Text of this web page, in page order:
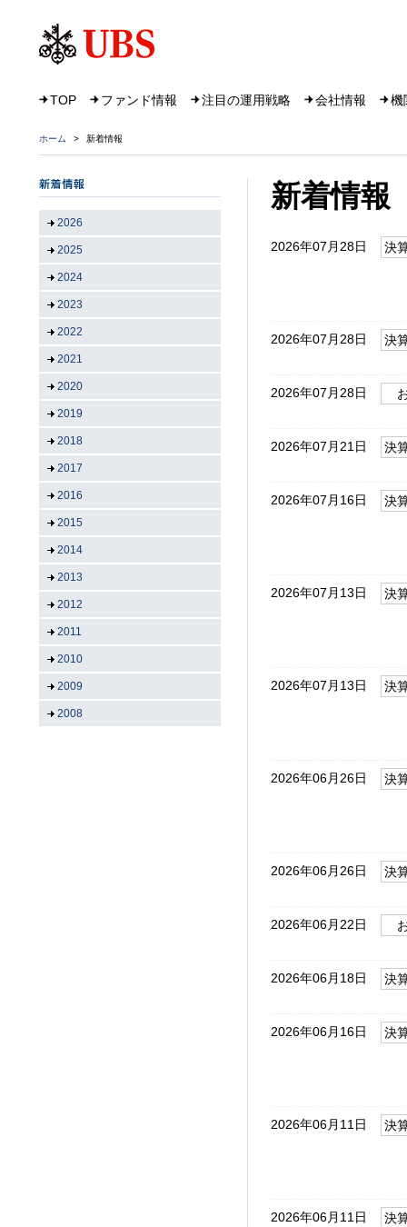
TOP ファンド情報 注目の運用戦略 会社情報 機
ホーム > 新着情報
新着情報
2026年07月28日 決
2026年07月28日 決
2026年07月28日
2026年07月21日 決
2026年07月16日 決
2026年07月13日 決
2026年07月13日 決
2026年06月26日 決
2026年06月26日 決
2026年06月22日
2026年06月18日 決
2026年06月16日 決
2026年06月11日 決
2026年06月11日 決
2026
2025
2024
2023
2022
2021
2020
2019
2018
2017
2016
2015
2014
2013
2012
2011
2010
2009
2008